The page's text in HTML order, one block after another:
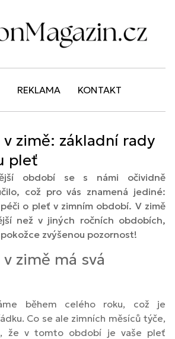
REKLAMA KONTAKT
zimě: základní rady
pleť
období se s námi očividně
což pro vás znamená jediné:
o pleť v zimním období. V zimě
než v jiných ročních obdobích,
zvýšenou pozornost!
zimě má svá
během celého roku, což je
Co se ale zimních měsíců týče,
že v tomto období je vaše pleť